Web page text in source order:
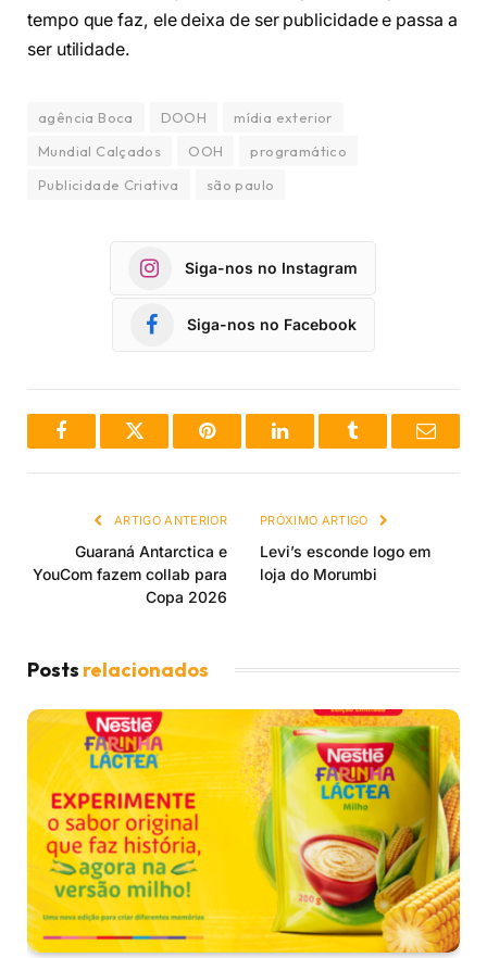
tempo que faz, ele deixa de ser publicidade e passa a
ser utilidade.
agência Boca DOOH
mídia exterior
Mundial Calçados
OOH
programático
Publicidade Criativa
são paulo
Siga-nos no Instagram
Siga-nos no Facebook
FacebookTwitter Pinterest LinkedInTumblr Email
ARTIGO ANTERIOR
Guaraná Antarctica e
YouCom fazem collab para
Copa 2026
PRÓXIMO ARTIGO
Levi’s esconde logo em
loja do Morumbi
Posts relacionados